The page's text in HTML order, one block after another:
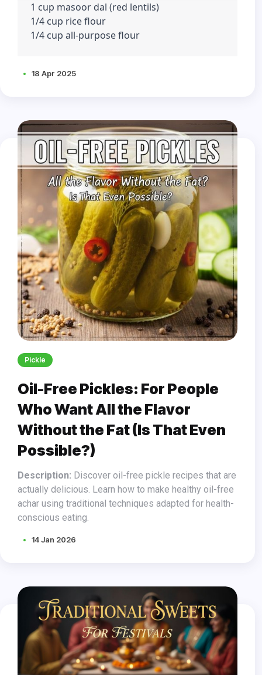
1 cup masoor dal (red lentils)
1/4 cup rice flour
1/4 cup all-purpose flour
18 Apr 2025
Pickle
Oil-Free Pickles: For People
Who Want All the Flavor
Without the Fat (Is That Even
Possible?)
Description: Discover oil-free pickle recipes that are
actually delicious. Learn how to make healthy oil-free
achar using traditional techniques adapted for health-
conscious eating.
14 Jan 2026